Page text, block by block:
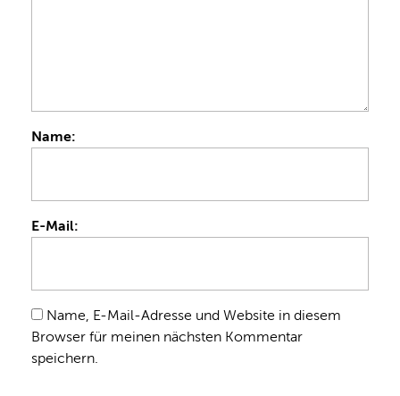
Name:
E-Mail:
Name, E-Mail-Adresse und Website in diesem
Browser für meinen nächsten Kommentar
speichern.